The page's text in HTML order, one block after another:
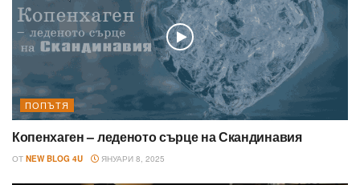
ПОПЪТЯ
Копенхаген – леденото сърце на Скандинавия
ОТ NEW BLOG 4U ЯНУАРИ 8, 2025